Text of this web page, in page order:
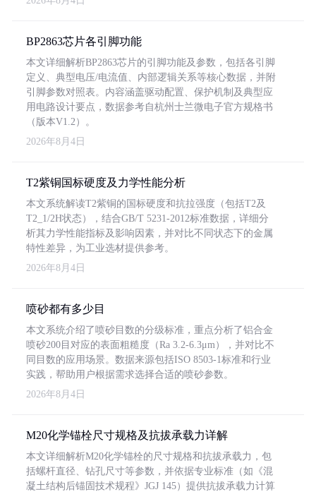
BP2863芯片各引脚功能
本文详细解析BP2863芯片的引脚功能及参数，包括各引脚
定义、典型电压/电流值、内部逻辑关系等核心数据，并附
引脚参数对照表。内容涵盖驱动配置、保护机制及典型应
用电路设计要点，数据参考自杭州士兰微电子官方规格书
（版本V1.2）。
2026年8月4日
T2紫铜国标硬度及力学性能分析
本文系统解读T2紫铜的国标硬度和抗拉强度（包括T2及
T2_1/2H状态），结合GB/T 5231-2012标准数据，详细分
析其力学性能指标及影响因素，并对比不同状态下的金属
特性差异，为工业选材提供参考。
2026年8月4日
喷砂都有多少目
本文系统介绍了喷砂目数的分级标准，重点分析了铝合金
喷砂200目对应的表面粗糙度（Ra 3.2-6.3μm），并对比不
同目数的应用场景。数据来源包括ISO 8503-1标准和行业
实践，帮助用户根据需求选择合适的喷砂参数。
2026年8月4日
M20化学锚栓尺寸规格及抗拔承载力详解
本文详细解析M20化学锚栓的尺寸规格和抗拔承载力，包
括螺杆直径、钻孔尺寸等参数，并依据专业标准（如《混
凝土结构后锚固技术规程》JGJ 145）提供抗拔承载力计算